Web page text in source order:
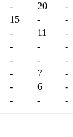
- 20 -
15 - -
- 11 -
- - -
- - -
- 7 -
- 6 -
- - -